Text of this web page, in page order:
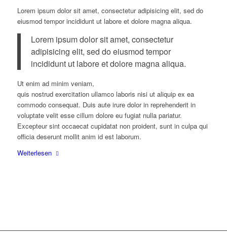
Lorem ipsum dolor sit amet, consectetur adipisicing elit, sed do
eiusmod tempor incididunt ut labore et dolore magna aliqua.
Lorem ipsum dolor sit amet, consectetur
adipisicing elit, sed do eiusmod tempor
incididunt ut labore et dolore magna aliqua.
Ut enim ad minim veniam,
quis nostrud exercitation ullamco laboris nisi ut aliquip ex ea
commodo consequat. Duis aute irure dolor in reprehenderit in
voluptate velit esse cillum dolore eu fugiat nulla pariatur.
Excepteur sint occaecat cupidatat non proident, sunt in culpa qui
officia deserunt mollit anim id est laborum.
Weiterlesen